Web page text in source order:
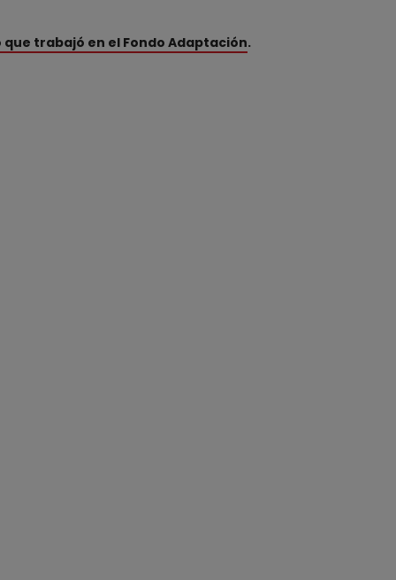
trabajó en el Fondo Adaptación.